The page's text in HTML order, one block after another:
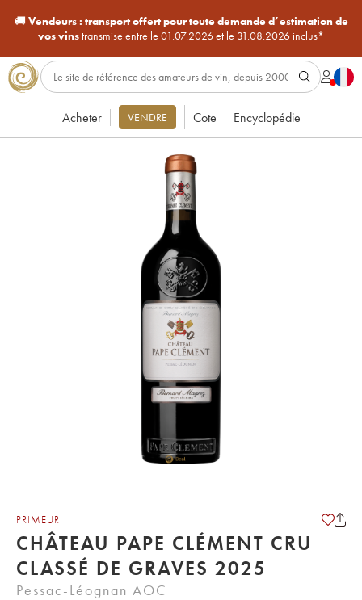
🚚Vendeurs : transport offert pour toute demande d’estimation de
vos vinstransmise entre le 01.07.2026 et le 31.08.2026 inclus*
Acheter VENDRE Cote Encyclopédie
PRIMEUR
CHÂTEAU PAPE CLÉMENT CRU
CLASSÉ DE GRAVES 2025
Pessac-Léognan AOC